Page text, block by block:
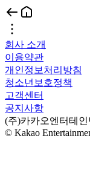
회사 소개
이용약관
개인정보처리방침
청소년보호정책
고객센터
공지사항
(주)카카오엔터테
© Kakao